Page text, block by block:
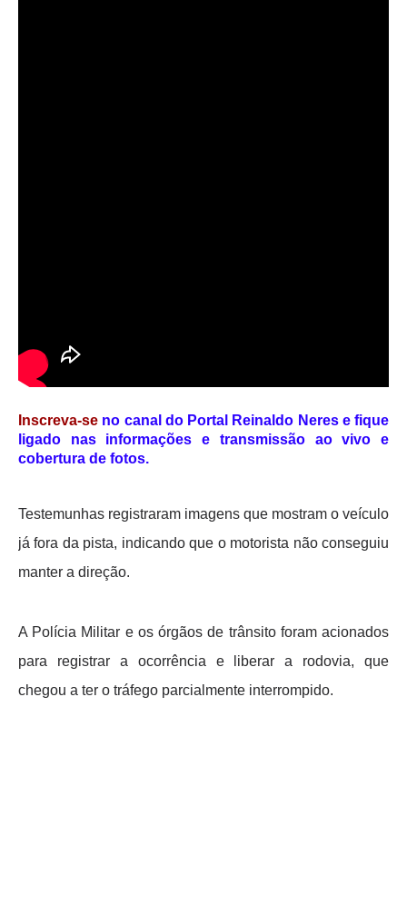
Inscreva-se no canal do Portal Reinaldo Neres e fique
ligado nas informações e transmissão ao vivo e
cobertura de fotos.
Testemunhas registraram imagens que mostram o veículo
já fora da pista, indicando que o motorista não conseguiu
manter a direção.
A Polícia Militar e os órgãos de trânsito foram acionados
para registrar a ocorrência e liberar a rodovia, que
chegou a ter o tráfego parcialmente interrompido.